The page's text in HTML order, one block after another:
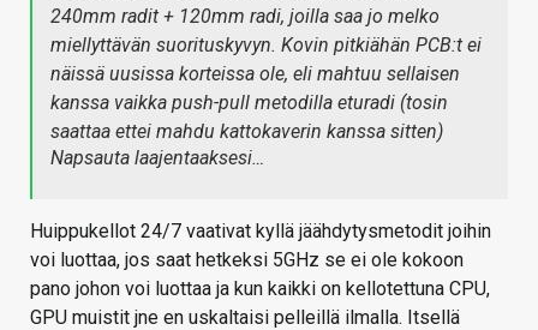
240mm radit + 120mm radi, joilla saa jo melko
miellyttävän suorituskyvyn. Kovin pitkiähän PCB:t ei
näissä uusissa korteissa ole, eli mahtuu sellaisen
kanssa vaikka push-pull metodilla eturadi (tosin
saattaa ettei mahdu kattokaverin kanssa sitten)
Napsauta laajentaaksesi…
Huippukellot 24/7 vaativat kyllä jäähdytysmetodit joihin
voi luottaa, jos saat hetkeksi 5GHz se ei ole kokoon
pano johon voi luottaa ja kun kaikki on kellotettuna CPU,
GPU muistit jne en uskaltaisi pelleillä ilmalla. Itsellä